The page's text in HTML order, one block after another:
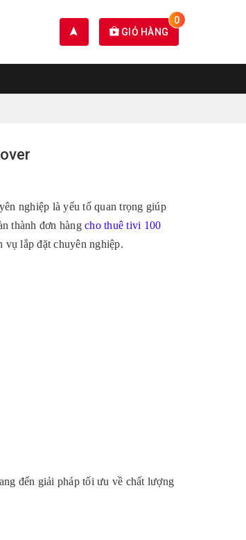
GIỎ HÀNG
0
nghiệp là yếu tố quan trọng giúp
thành đơn hàng cho thuê tivi 100
vụ lắp đặt chuyên nghiệp.
đến giải pháp tối ưu về chất lượng